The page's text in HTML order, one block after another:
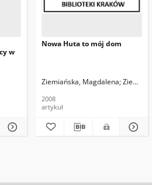
w
Nowa Huta to mój dom
Ziemiańska, Magdalena
2008
artykuł